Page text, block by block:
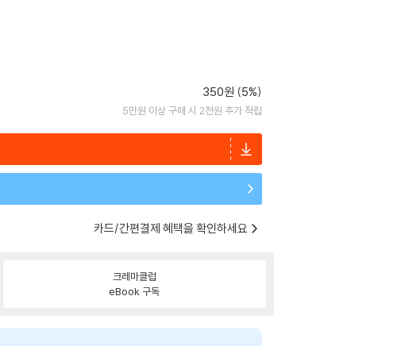
350원 (5%)
5만원 이상 구매 시 2천원 추가 적립
카드/간편결제 혜택을 확인하세요
크레마클럽
eBook 구독